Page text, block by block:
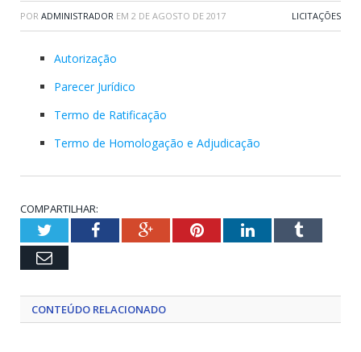
POR ADMINISTRADOR EM 2 DE AGOSTO DE 2017 LICITAÇÕES
Autorização
Parecer Jurídico
Termo de Ratificação
Termo de Homologação e Adjudicação
COMPARTILHAR:
TwitterFacebookGoogle+PinterestLinkedInTumblr
Email
CONTEÚDO RELACIONADO